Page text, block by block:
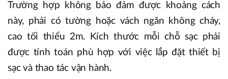
Trường hợp không bảo đảm được khoảng cách
này, phải có tường hoặc vách ngăn không cháy,
cao tối thiểu 2m. Kích thước mỗi chỗ sạc phải
được tính toán phù hợp với việc lắp đặt thiết bị
sạc và thao tác vận hành.